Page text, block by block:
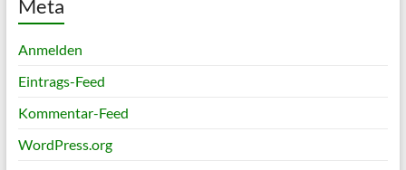
Meta
Anmelden
Eintrags-Feed
Kommentar-Feed
WordPress.org